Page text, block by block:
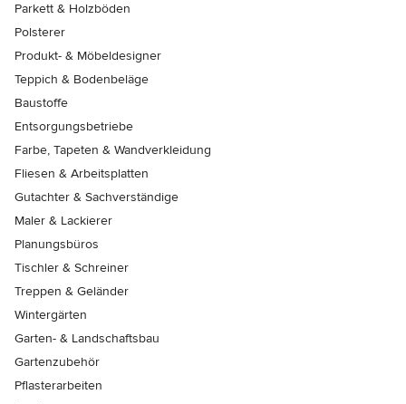
Parkett & Holzböden
Polsterer
Produkt- & Möbeldesigner
Teppich & Bodenbeläge
Baustoffe
Entsorgungsbetriebe
Farbe, Tapeten & Wandverkleidung
Fliesen & Arbeitsplatten
Gutachter & Sachverständige
Maler & Lackierer
Planungsbüros
Tischler & Schreiner
Treppen & Geländer
Wintergärten
Garten- & Landschaftsbau
Gartenzubehör
Pflasterarbeiten